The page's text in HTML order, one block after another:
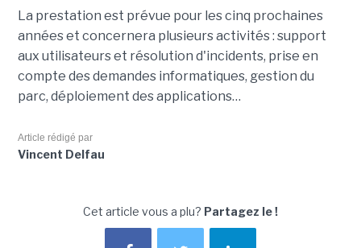
La prestation est prévue pour les cinq prochaines
années et concernera plusieurs activités : support
aux utilisateurs et résolution d'incidents, prise en
compte des demandes informatiques, gestion du
parc, déploiement des applications…
Article rédigé par
Vincent Delfau
Cet article vous a plu? Partagez le !